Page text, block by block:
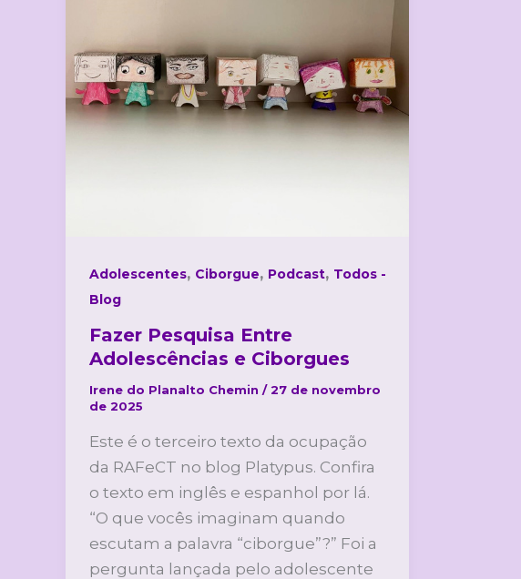
Adolescentes, Ciborgue, Podcast, Todos -
Blog
Fazer Pesquisa Entre
Adolescências e Ciborgues
Irene do Planalto Chemin /27 de novembro
de 2025
Este é o terceiro texto da ocupação
da RAFeCT no blog Platypus. Confira
o texto em inglês e espanhol por lá.
“O que vocês imaginam quando
escutam a palavra “ciborgue”?” Foi a
pergunta lançada pelo adolescente
Ciborgues